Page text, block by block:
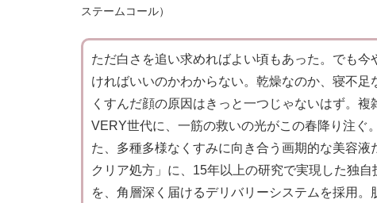
ステームコール）
ただ白さを追い求めればよい頃もあった。でも
ければいいのかわからない。乾燥なのか、寝不
くすんだ顔の原因はきっと一つじゃないはず。
VERY世代に、一筋の救いの光がこの春降り注ぐ
た、多種多様なくすみに向き合う画期的な美容
クリア処方」に、15年以上の研究で実現した独
を、角層深く届けるデリバリーシステムを採用